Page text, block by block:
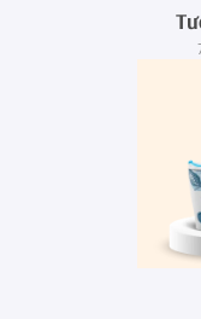
Ca -